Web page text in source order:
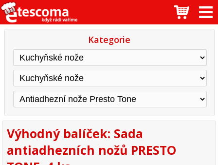
Kategorie
Výhodný balíček: Sada
antiadhezních nožů PRESTO